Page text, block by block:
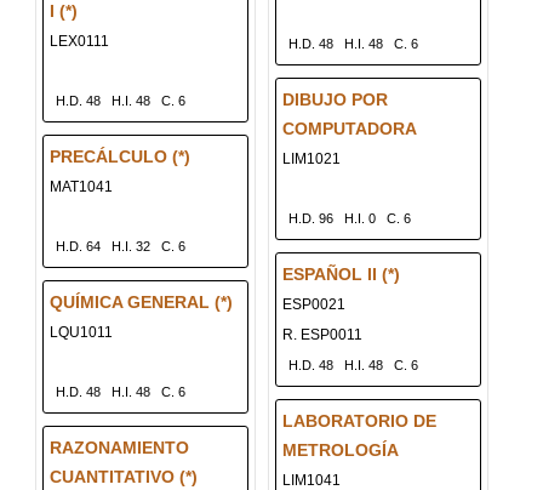
I (*)
LEX0111
H.D. 48 H.I. 48 C. 6
PRECÁLCULO (*)
MAT1041
H.D. 64 H.I. 32 C. 6
QUÍMICA GENERAL (*)
LQU1011
H.D. 48 H.I. 48 C. 6
RAZONAMIENTO
CUANTITATIVO (*)
H.D. 48 H.I. 48 C. 6
DIBUJO POR
COMPUTADORA
LIM1021
H.D. 96 H.I. 0 C. 6
ESPAÑOL II (*)
ESP0021
R. ESP0011
H.D. 48 H.I. 48 C. 6
LABORATORIO DE
METROLOGÍA
LIM1041